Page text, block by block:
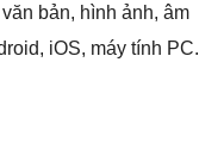
bản, hình ảnh, âm
iOS, máy tính PC.